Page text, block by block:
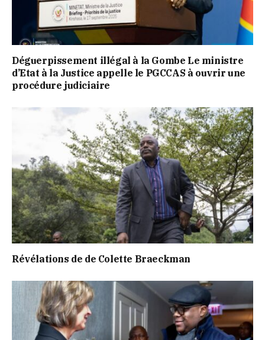
Déguerpissement illégal à la Gombe Le ministre
d’Etat à la Justice appelle le PGCCAS à ouvrir une
procédure judiciaire
Révélations de de Colette Braeckman